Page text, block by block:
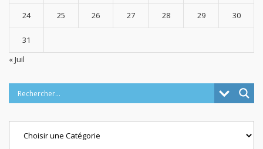
24 25 26 27 28 29 30
31
« Juil